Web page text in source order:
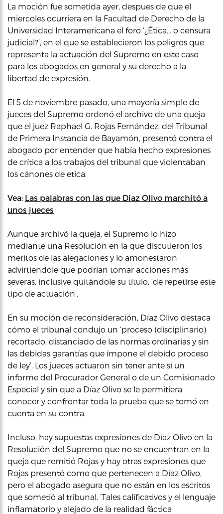
La moción fue sometida ayer, despues de que el
miercoles ocurriera en la Facultad de Derecho de la
Universidad Interamericana el foro ‘¿Ética… o censura
judicial?’, en el que se establecieron los peligros que
representa la actuación del Supremo en este caso
para los abogados en general y su derecho a la
libertad de expresión.
El 5 de noviembre pasado, una mayoría simple de
jueces del Supremo ordenó el archivo de una queja
que el juez Raphael G. Rojas Fernández, del Tribunal
de Primera Instancia de Bayamón, presentó contra el
abogado por entender que había hecho expresiones
de crítica a los trabajos del tribunal que violentaban
los cánones de etica.
Vea: Las palabras con las que Díaz Olivo marchitó a
unos jueces
Aunque archivó la queja, el Supremo lo hizo
mediante una Resolución en la que discutieron los
meritos de las alegaciones y lo amonestaron
advirtiendole que podrían tomar acciones más
severas, inclusive quitándole su título, ‘de repetirse este
tipo de actuación’.
En su moción de reconsideración, Díaz Olivo destaca
cómo el tribunal condujo un ‘proceso (disciplinario)
recortado, distanciado de las normas ordinarias y sin
las debidas garantías que impone el debido proceso
de ley’. Los jueces actuaron sin tener ante sí un
informe del Procurador General o de un Comisionado
Especial y sin que a Díaz Olivo se le permitiera
conocer y confrontar toda la prueba que se tomó en
cuenta en su contra.
Incluso, hay supuestas expresiones de Díaz Olivo en la
Resolución del Supremo que no se encuentran en la
queja que remitió Rojas y hay otras expresiones que
Rojas presentó como que pertenecen a Díaz Olivo,
pero el abogado asegura que no están en los escritos
que sometió al tribunal. ‘Tales calificativos y el lenguaje
inflamatorio y alejado de la realidad fáctica